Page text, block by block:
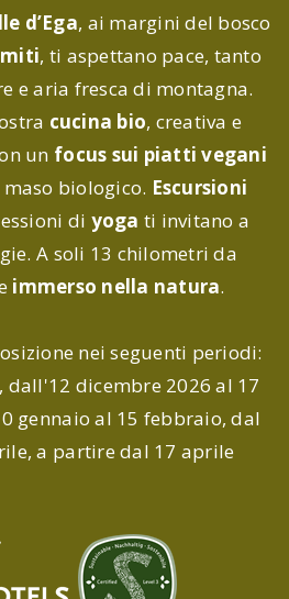
d’Ega, ai margini del bosco
, ti aspettano pace, tanto
e aria fresca di montagna.
cucina bio, creativa e
un focus sui piatti vegani
biologico. Escursioni
di yoga ti invitano a
A soli 13 chilometri da
immerso nella natura.
nei seguenti periodi:
dicembre 2026 al 17
gennaio al 15 febbraio, dal
a partire dal 17 aprile